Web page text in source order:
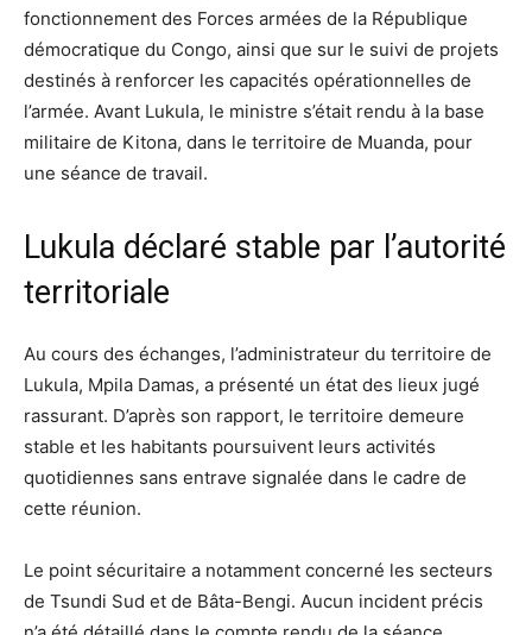
fonctionnement des Forces armées de la République
démocratique du Congo, ainsi que sur le suivi de projets
destinés à renforcer les capacités opérationnelles de
l’armée. Avant Lukula, le ministre s’était rendu à la base
militaire de Kitona, dans le territoire de Muanda, pour
une séance de travail.
Lukula déclaré stable par l’autorité
territoriale
Au cours des échanges, l’administrateur du territoire de
Lukula, Mpila Damas, a présenté un état des lieux jugé
rassurant. D’après son rapport, le territoire demeure
stable et les habitants poursuivent leurs activités
quotidiennes sans entrave signalée dans le cadre de
cette réunion.
Le point sécuritaire a notamment concerné les secteurs
de Tsundi Sud et de Bâta-Bengi. Aucun incident précis